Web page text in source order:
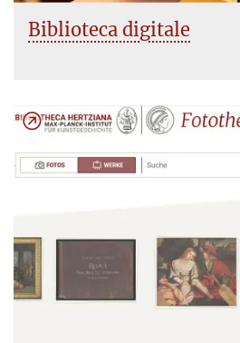
Biblioteca digitale